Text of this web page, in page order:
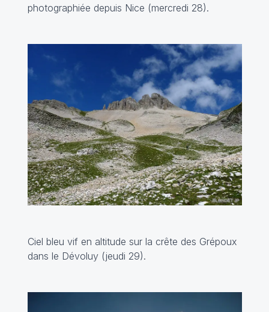
photographiée depuis Nice (mercredi 28).
Ciel bleu vif en altitude sur la crête des Grépoux
dans le Dévoluy (jeudi 29).